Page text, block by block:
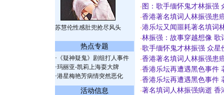
苏慧伦性感肚兜抢尽风头
热点专题
· 《疑神疑鬼》剧组打人事件
·玛丽亚-凯莉上海耍大牌
·港星梅艳芳病情突然恶化
活动信息
· 图：歌手缅怀鬼才林振强
·香港著名填词人林振强患
·港乐坛又闻噩耗著名填词
·林振强：故事穿越想像 歌
·歌手缅怀鬼才林振强 众星
·香港著名填词人林振强患
·香港乐坛再遭遇黑色事件
·香港乐坛再遭遇黑色事件
·著名填词人林振强病逝 香